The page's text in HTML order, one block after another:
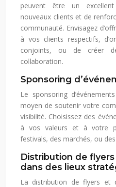
peuvent être un
nouveaux clients et de
communauté. Envisagez
à vos clients respectifs,
conjoints, ou de créer
collaboration.
Sponsoring
Le sponsoring
moyen de soutenir votre
visibilité. Choisissez des
à vos valeurs et à votre
festivals, des marchés, ou
Distribution de
dans des lieux
La distribution de flyers et